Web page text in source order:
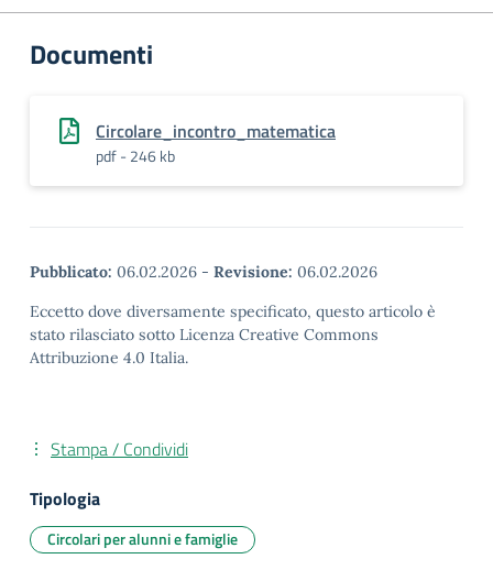
Documenti
Circolare_incontro_matematica
pdf - 246 kb
Pubblicato: 06.02.2026 - Revisione: 06.02.2026
Eccetto dove diversamente specificato, questo articolo è
stato rilasciato sotto Licenza Creative Commons
Attribuzione 4.0 Italia.
Stampa / Condividi
Tipologia
Circolari per alunni e famiglie